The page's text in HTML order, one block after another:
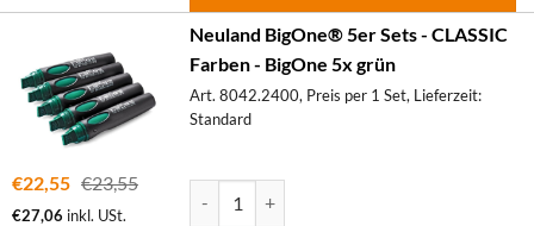
Neuland BigOne® 5er Sets - CLASSIC
Farben - BigOne 5x grün
Art. 8042.2400, Preis per 1 Set, Lieferzeit:
Standard
€22,55 €23,55
€27,06 inkl. USt.